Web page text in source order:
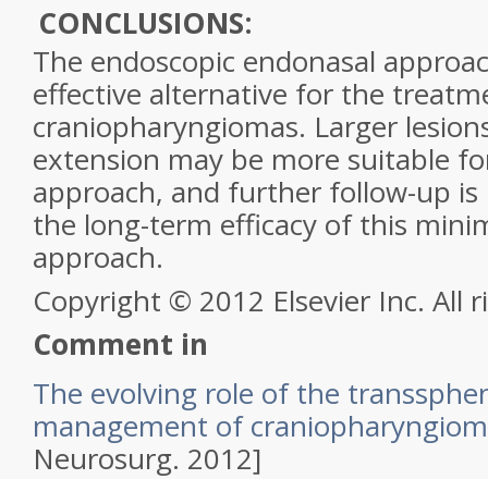
CONCLUSIONS:
The endoscopic endonasal
effective alternative for the
craniopharyngiomas. Larger
extension may be more suitable
approach, and further follow-up is
the long-term efficacy of this
approach.
Copyright © 2012 Elsevier Inc. All
Comment in
The evolving role of the
management of
Neurosurg. 2012]